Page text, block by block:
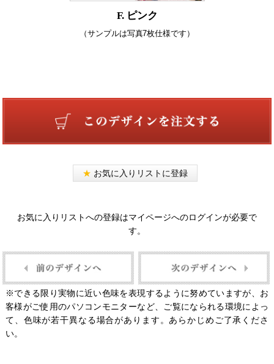
F. ピンク
（サンプルは写真7枚仕様です）
★ お気に入りリストに登録
お気に入りリストへの登録はマイページへのログインが必要で
す。
※できる限り実物に近い色味を表現するように努めていますが、お
客様がご使用のパソコンモニターなど、ご覧になられる環境によっ
て、色味が若干異なる場合があります。あらかじめご了承くださ
い。